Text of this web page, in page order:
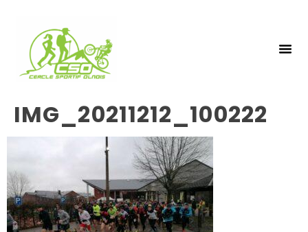
IMG_20211212_100222